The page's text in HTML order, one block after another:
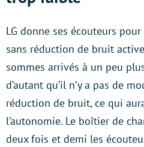
LG donne ses écouteurs
sans réduction de bruit
sommes arrivés à un peu
d’autant qu’il n’y a pas de
réduction de bruit, ce qui
l’autonomie. Le boîtier de
deux fois et demi les